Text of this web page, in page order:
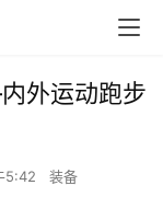
外运动跑步
5:42 装备